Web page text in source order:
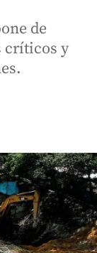
de
críticos y